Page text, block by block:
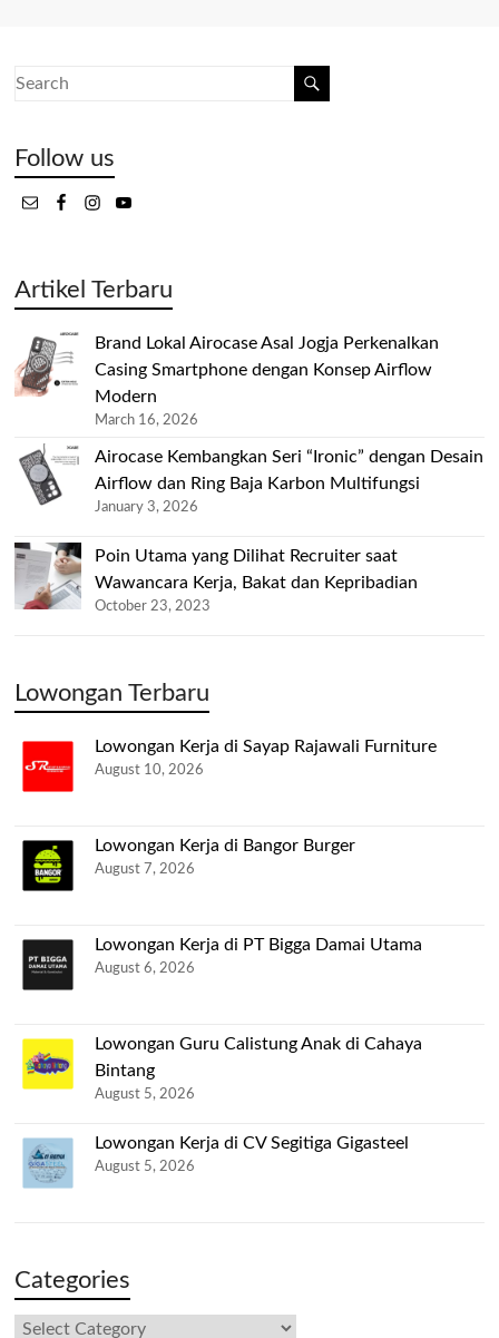
Follow us
Artikel Terbaru
Brand Lokal Airocase Asal Jogja Perkenalkan
Casing Smartphone dengan Konsep Airflow
Modern
March 16, 2026
Airocase Kembangkan Seri “Ironic” dengan Desain
Airflow dan Ring Baja Karbon Multifungsi
January 3, 2026
Poin Utama yang Dilihat Recruiter saat
Wawancara Kerja, Bakat dan Kepribadian
October 23, 2023
Lowongan Terbaru
Lowongan Kerja di Sayap Rajawali Furniture
August 10, 2026
Lowongan Kerja di Bangor Burger
August 7, 2026
Lowongan Kerja di PT Bigga Damai Utama
August 6, 2026
Lowongan Guru Calistung Anak di Cahaya
Bintang
August 5, 2026
Lowongan Kerja di CV Segitiga Gigasteel
August 5, 2026
Categories